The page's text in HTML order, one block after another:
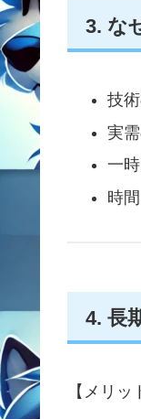
3. な
技
実
一
時
4. 長
【メリッ